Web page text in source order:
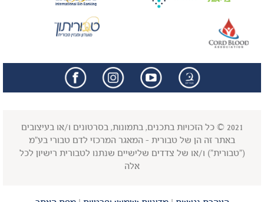
2021 © כל הזכויות בתכנים, בתמונות, בסרטונים ו/או בעיצובים
באתר זה הן של טבורית - המאגר המרכזי לדם טבורי בע"מ
("טבורית") ו/או של צדדים שלישיים שנתנו לטבורית רישיון לכל
אלה